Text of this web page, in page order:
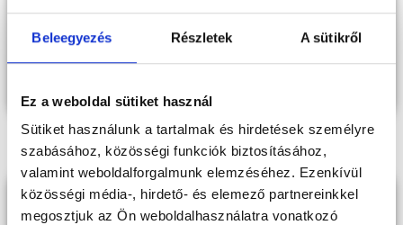
Beleegyezés Részletek A sütikről
Ez a weboldal sütiket használ
Sütiket használunk a tartalmak és hirdetések személyre
szabásához, közösségi funkciók biztosításához,
valamint weboldalforgalmunk elemzéséhez. Ezenkívül
közösségi média-, hirdető- és elemező partnereinkkel
megosztjuk az Ön weboldalhasználatra vonatkozó
mögül kibukkanó reggeli fényt, olvasgatom a legfrissebb
híreket és úgy tűnik, talán kisüt végre a nap! Írok Nektek
egy új gofrit is!